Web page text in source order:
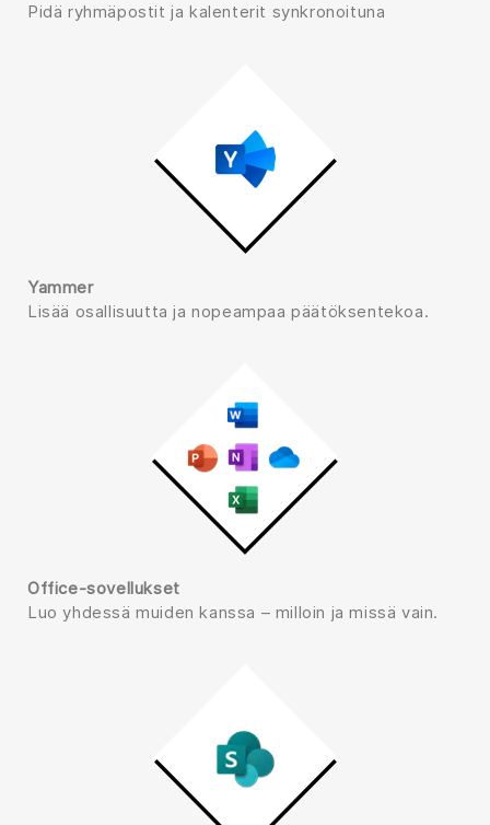
Pidä ryhmäpostit ja kalenterit synkronoituna
Yammer
Lisää osallisuutta ja nopeampaa päätöksentekoa.
Office-sovellukset
Luo yhdessä muiden kanssa – milloin ja missä vain.